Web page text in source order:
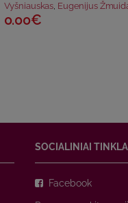
Vyšniauskas, Eugenijus
0.00€
SOCIALINIAI
Facebook